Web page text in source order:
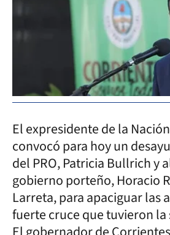
El expresidente de la
convocó para hoy un
del PRO, Patricia Bullrich y
gobierno porteño, Horacio
Larreta, para apaciguar las
fuerte cruce que tuvieron la